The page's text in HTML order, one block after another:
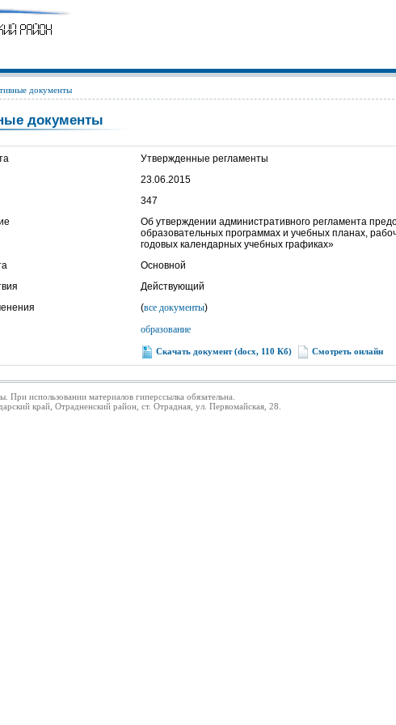
документы
документы
Утвержденные регламенты
23.06.2015
347
Об утверждении административного регламента
образовательных программах и учебных планах,
годовых календарных учебных графиках»
Основной
Действующий
(все документы)
образование
Скачать документ (docx, 110 Кб) Смотреть онлайн
использовании материалов гиперссылка обязательна.
край, Отрадненский район, ст. Отрадная, ул. Первомайская, 28.